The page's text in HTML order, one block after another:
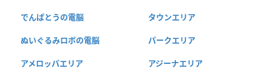
でんぱとうの電脳 タウンエリア
ぬいぐるみロボの電脳 パークエリア
アメロッパエリア アジーナエリア